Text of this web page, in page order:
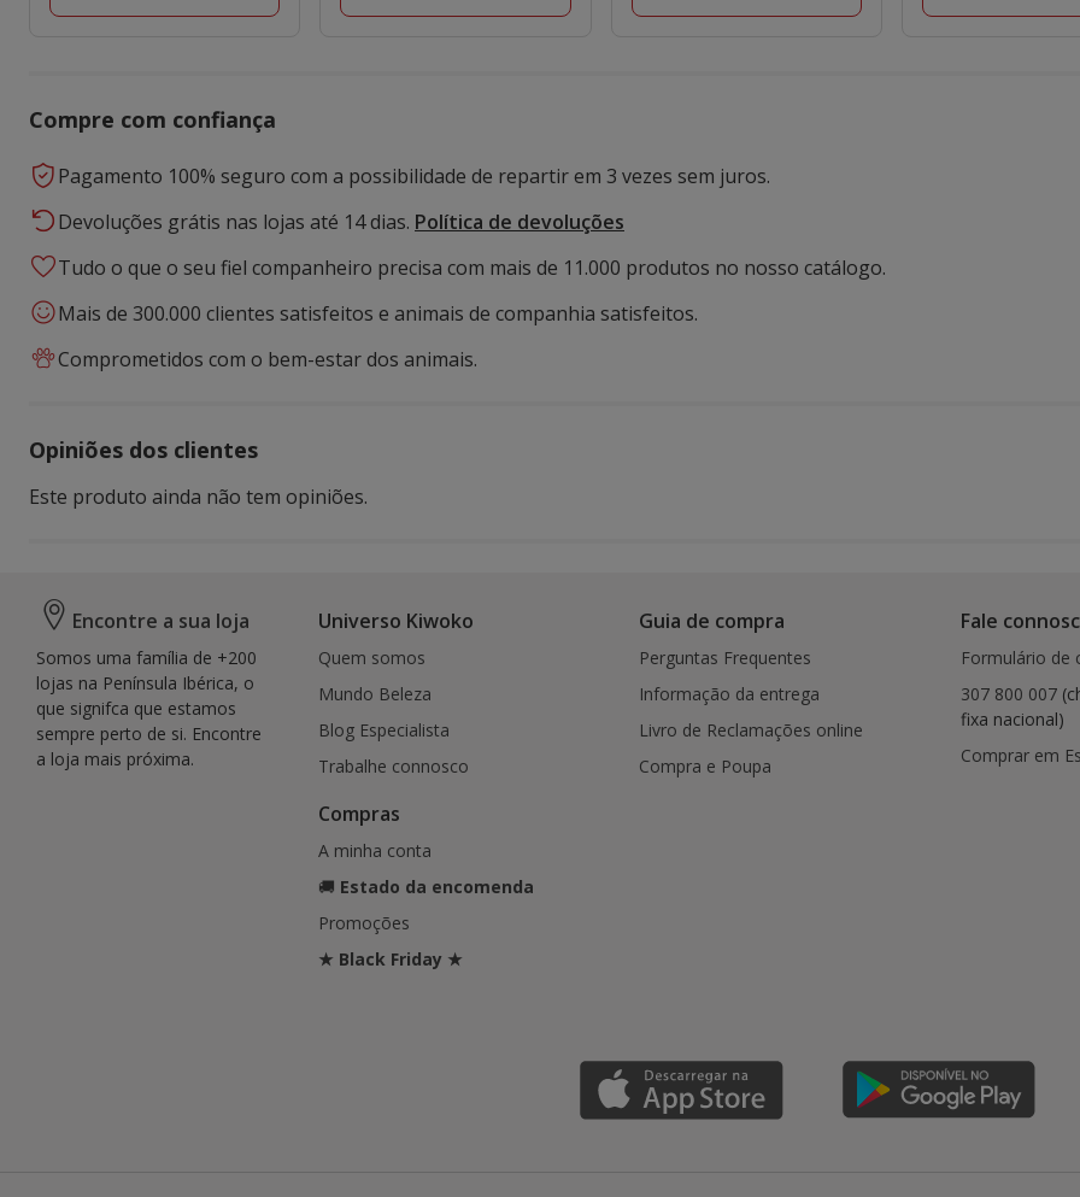
final
Compre com confiança
Pagamento 100% seguro com a possibilidade de repartir em 3 vezes sem juros.
Devoluções grátis nas lojas até 14 dias. Política de devoluções
Tudo o que o seu fiel companheiro precisa com mais de 11.000 produtos no nosso catálogo.
Mais de 300.000 clientes satisfeitos e animais de companhia satisfeitos.
Comprometidos com o bem-estar dos animais.
Opiniões dos clientes
Este produto ainda não tem opiniões.
Encontre a sua loja
Somos uma família de +200
lojas na Península Ibérica, o
que signifca que estamos
sempre perto de si. Encontre
a loja mais próxima.
Universo Kiwoko
Quem somos
Mundo Beleza
Blog Especialista
Trabalhe connosco
Compras
A minha conta
🚚 Estado da encomenda
Promoções
★ Black Friday ★
Guia de compra
Perguntas Frequentes
Informação da entrega
Livro de Reclamações online
Compra e Poupa
Fale
Formulário de
307 800 007
fixa nacional)
Comprar em